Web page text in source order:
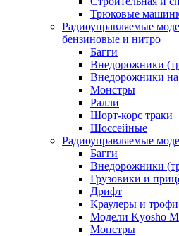
Трюковые
Радиоуправляемые
бензиновые и нитро
Багги
Внедорожники
Внедорожники на
Монстры
Ралли
Шорт-корс траки
Шоссейные
Радиоуправляемые
Багги
Внедорожники
Грузовики и
Дрифт
Краулеры и трофи
Модели Kyosho
Монстры